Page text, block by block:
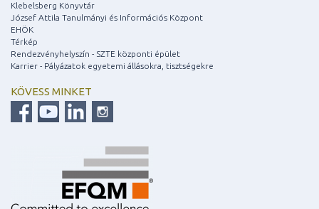
Klebelsberg Könyvtár
József Attila Tanulmányi és Információs Központ
EHÖK
Térkép
Rendezvényhelyszín - SZTE központi épület
Karrier - Pályázatok egyetemi állásokra, tisztségekre
KÖVESS MINKET